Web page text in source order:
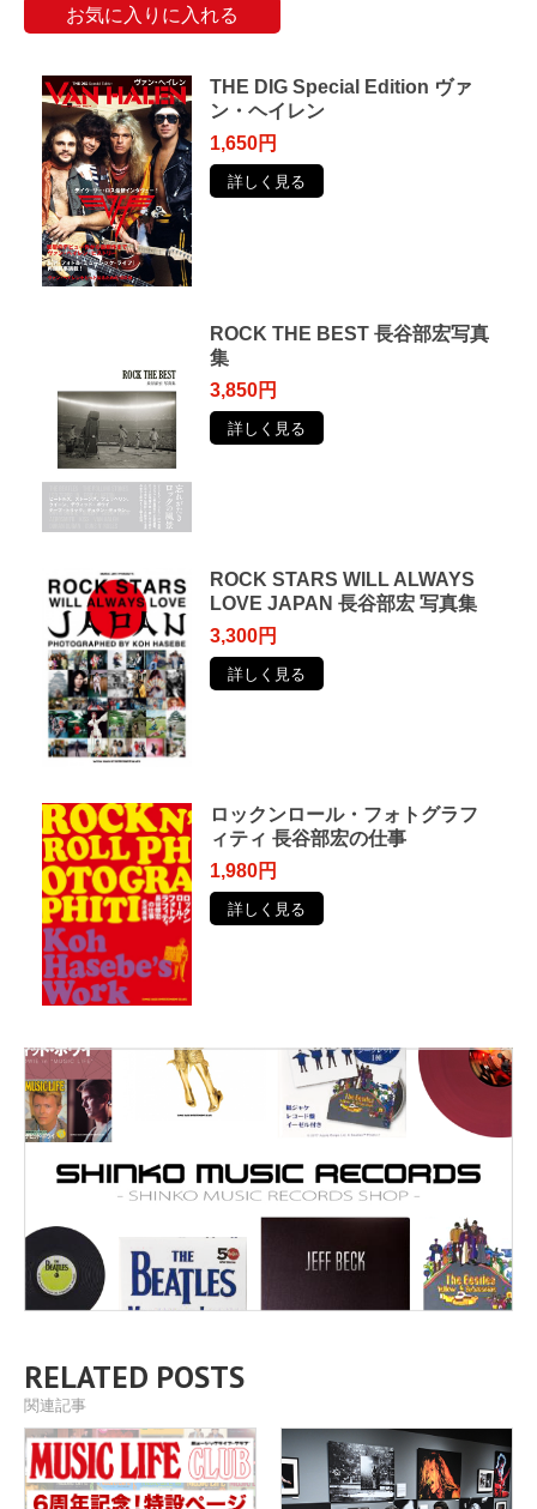
お気に入りに入れる
THE DIG Special Edition ヴァ
ン・ヘイレン
1,650円
詳しく見る
ROCK THE BEST 長谷部宏写真
集
3,850円
詳しく見る
ROCK STARS WILL ALWAYS
LOVE JAPAN 長谷部宏 写真集
3,300円
詳しく見る
ロックンロール・フォトグラフ
ィティ 長谷部宏の仕事
1,980円
詳しく見る
RELATED POSTS
関連記事